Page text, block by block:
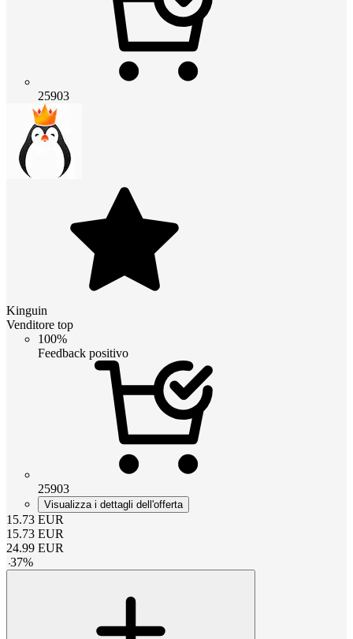
25903
Kinguin
Venditore top
100%
Feedback positivo
25903
Visualizza i dettagli dell'offerta
15.73 EUR
15.73 EUR
24.99 EUR
-37%